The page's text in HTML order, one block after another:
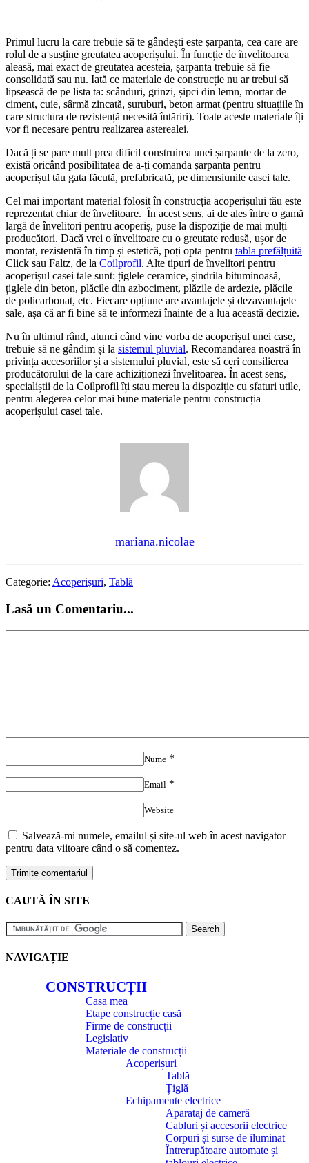
Primul lucru la care trebuie să te gândești este șarpanta, cea care are
rolul de a susține greutatea acoperișului. În funcție de învelitoarea
aleasă, mai exact de greutatea acesteia, șarpanta trebuie să fie
consolidată sau nu. Iată ce materiale de construcție nu ar trebui să
lipsească de pe lista ta: scânduri, grinzi, șipci din lemn, mortar de
ciment, cuie, sârmă zincată, șuruburi, beton armat (pentru situațiile în
care structura de rezistență necesită întăriri). Toate aceste materiale îți
vor fi necesare pentru realizarea asterealei.
Dacă ți se pare mult prea dificil construirea unei șarpante de la zero,
există oricând posibilitatea de a-ți comanda șarpanta pentru
acoperișul tău gata făcută, prefabricată, pe dimensiunile casei tale.
Cel mai important material folosit în construcția acoperișului tău este
reprezentat chiar de învelitoare. În acest sens, ai de ales între o gamă
largă de învelitori pentru acoperiș, puse la dispoziție de mai mulți
producători. Dacă vrei o învelitoare cu o greutate redusă, ușor de
montat, rezistentă în timp și estetică, poți opta pentru tabla prefălțuită
Click sau Faltz, de la Coilprofil. Alte tipuri de învelitori pentru
acoperișul casei tale sunt: țiglele ceramice, șindrila bituminoasă,
țiglele din beton, plăcile din azbociment, plăzile de ardezie, plăcile
de policarbonat, etc. Fiecare opțiune are avantajele și dezavantajele
sale, așa că ar fi bine să te informezi înainte de a lua această decizie.
Nu în ultimul rând, atunci când vine vorba de acoperișul unei case,
trebuie să ne gândim și la sistemul pluvial. Recomandarea noastră în
privința accesoriilor și a sistemului pluvial, este să ceri consilierea
producătorului de la care achiziționezi învelitoarea. În acest sens,
specialiștii de la Coilprofil îți stau mereu la dispoziție cu sfaturi utile,
pentru alegerea celor mai bune materiale pentru construcția
acoperișului casei tale.
mariana.nicolae
Categorie: Acoperișuri, Tablă
Lasă un Comentariu...
Nume *
Email *
Website
Salvează-mi numele, emailul și site-ul web în acest navigator
pentru data viitoare când o să comentez.
CAUTĂ ÎN SITE
NAVIGAȚIE
CONSTRUCȚII
Casa mea
Etape construcție casă
Firme de construcții
Legislativ
Materiale de construcții
Acoperișuri
Tablă
Țiglă
Echipamente electrice
Aparataj de cameră
Cabluri și accesorii electrice
Corpuri și surse de iluminat
Întrerupătoare automate și